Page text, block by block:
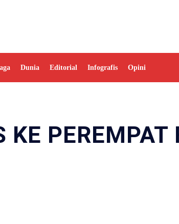
Dunia Editorial Infografis Opini
PEREMPAT